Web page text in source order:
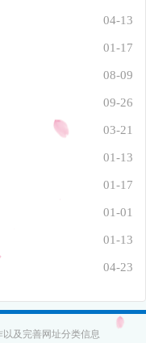
04-13
01-17
08-09
09-26
03-21
01-13
01-17
01-01
01-13
04-23
及完善网址分类信息